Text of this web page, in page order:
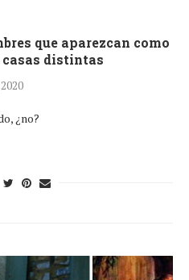
que aparezcan como
distintas
¿no?